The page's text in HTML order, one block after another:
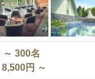
～ 300名
8,500円 ～